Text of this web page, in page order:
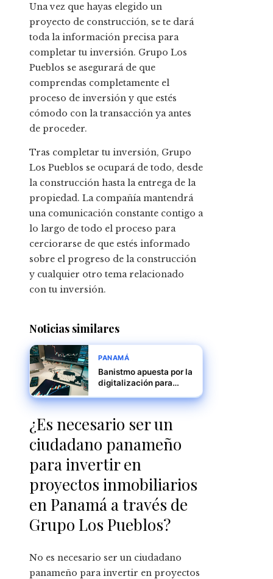
Una vez que hayas elegido un
proyecto de construcción, se te dará
toda la información precisa para
completar tu inversión. Grupo Los
Pueblos se asegurará de que
comprendas completamente el
proceso de inversión y que estés
cómodo con la transacción ya antes
de proceder.
Tras completar tu inversión, Grupo
Los Pueblos se ocupará de todo, desde
la construcción hasta la entrega de la
propiedad. La compañía mantendrá
una comunicación constante contigo a
lo largo de todo el proceso para
cerciorarse de que estés informado
sobre el progreso de la construcción
y cualquier otro tema relacionado
con tu inversión.
Noticias similares
PANAMÁ
Banistmo apuesta por la
digitalización para
empresarial panameño
¿Es necesario ser un
ciudadano panameño
para invertir en
proyectos inmobiliarios
en Panamá a través de
Grupo Los Pueblos?
No es necesario ser un ciudadano
panameño para invertir en proyectos